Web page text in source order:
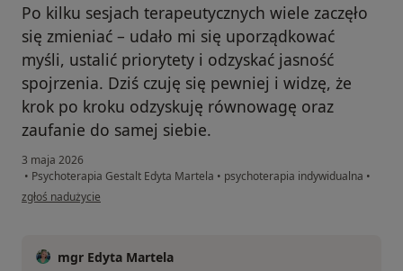
Po kilku sesjach terapeutycznych wiele zaczęło
się zmieniać – udało mi się uporządkować
myśli, ustalić priorytety i odzyskać jasność
spojrzenia. Dziś czuję się pewniej i widzę, że
krok po kroku odzyskuję równowagę oraz
zaufanie do samej siebie.
3 maja 2026
• Psychoterapia Gestalt Edyta Martela • psychoterapia indywidualna •
w opinii użytkownika Agnieszka
zgłoś nadużycie
mgr Edyta Martela